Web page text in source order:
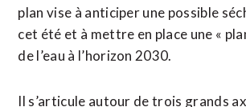
plan vise à anticiper une possible
cet été et à mettre en place une «
de l’eau à l’horizon 2030.
Il s’articule autour de trois grands